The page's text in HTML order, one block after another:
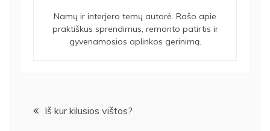
Namų ir interjero temų autorė. Rašo apie
praktiškus sprendimus, remonto patirtis ir
gyvenamosios aplinkos gerinimą.
Navigacija
Iš kur kilusios vištos?